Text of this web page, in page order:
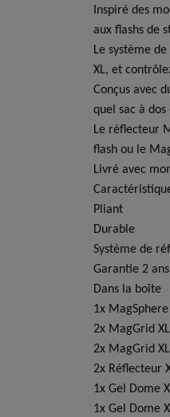
Inspiré des
aux flashs de
Le système
XL, et
Conçus avec
quel sac à
Le réflecteur
flash ou le
Livré avec
Pliant
Durable
Système de
Garantie 2 ans
Dans la boîte
1x MagSphere
2x MagGrid
2x MagGrid
2x Réflecteur
1x Gel Dome
1x Gel Dome